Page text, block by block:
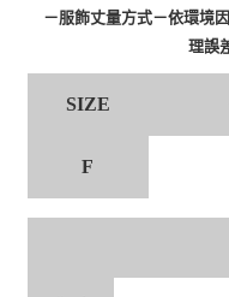
－服飾丈量方式－依環境
理誤
SIZE
F